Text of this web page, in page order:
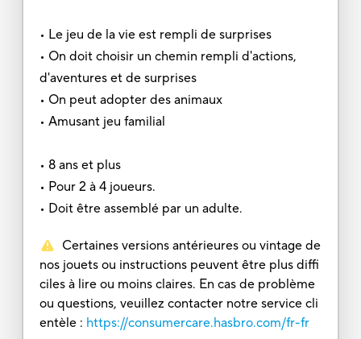
• Le jeu de la vie est rempli de surprises
• On doit choisir un chemin rempli d'actions,
d'aventures et de surprises
• On peut adopter des animaux
• Amusant jeu familial
• 8 ans et plus
• Pour 2 à 4 joueurs.
• Doit être assemblé par un adulte.
Certaines versions antérieures ou vintage de
nos jouets ou instructions peuvent être plus diffi
ciles à lire ou moins claires. En cas de problème
ou questions, veuillez contacter notre service cli
entèle : https://consumercare.hasbro.com/fr-fr